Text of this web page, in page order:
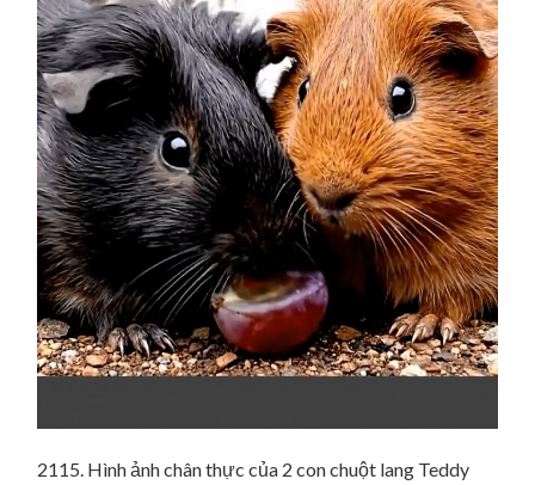
2115. Hình ảnh chân thực của 2 con chuột lang Teddy